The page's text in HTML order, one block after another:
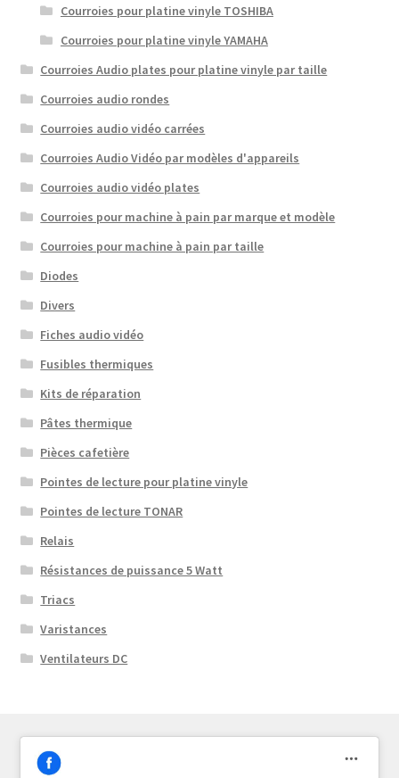
Courroies pour platine vinyle TOSHIBA
Courroies pour platine vinyle YAMAHA
Courroies Audio plates pour platine vinyle par taille
Courroies audio rondes
Courroies audio vidéo carrées
Courroies Audio Vidéo par modèles d'appareils
Courroies audio vidéo plates
Courroies pour machine à pain par marque et modèle
Courroies pour machine à pain par taille
Diodes
Divers
Fiches audio vidéo
Fusibles thermiques
Kits de réparation
Pâtes thermique
Pièces cafetière
Pointes de lecture pour platine vinyle
Pointes de lecture TONAR
Relais
Résistances de puissance 5 Watt
Triacs
Varistances
Ventilateurs DC